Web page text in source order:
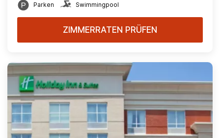
Parken Swimmingpool
ZIMMERRATEN PRÜFEN